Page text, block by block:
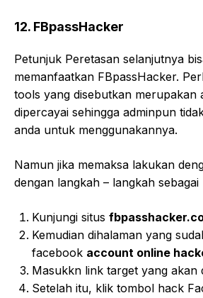
12. FBpassHacker
Petunjuk Peretasan selanjutnya
memanfaatkan FBpassHacker.
tools yang disebutkan merupakan
dipercayai sehingga adminpun
anda untuk menggunakannya.
Namun jika memaksa lakukan
dengan langkah – langkah sebagai
Kunjungi situs
Kemudian dihalaman yang
facebook account online
Masukkn link target yang akan
Setelah itu, klik tombol hack